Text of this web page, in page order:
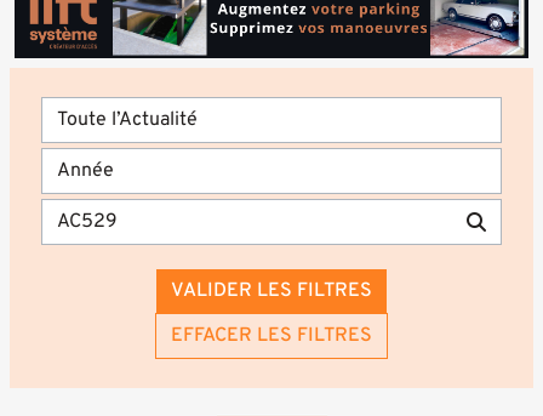
VALIDER LES FILTRES
EFFACER LES FILTRES